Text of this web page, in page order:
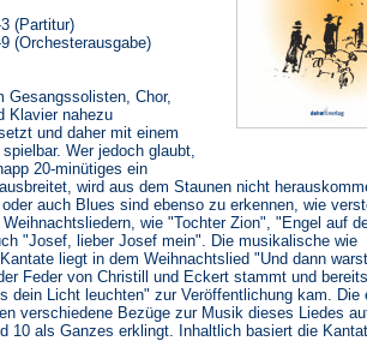
(Partitur)
(Orchesterausgabe)
Gesangssolisten, Chor,
Klavier nahezu
und daher mit einem
Wer jedoch glaubt,
20-minütiges ein
wird aus dem Staunen nicht
auch Blues sind ebenso zu erkennen, wie
wie "Tochter Zion", "Engel auf
"Josef, lieber Josef mein". Die musikalische wie
liegt in dem Weihnachtslied "Und dann
Feder von Christill und Eckert stammt und
dein Licht leuchten" zur Veröffentlichung kam. Die
verschiedene Bezüge zur Musik dieses Liedes
10 als Ganzes erklingt. Inhaltlich basiert die